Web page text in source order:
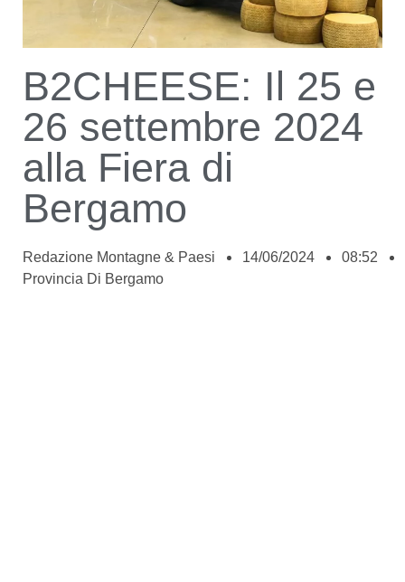
B2CHEESE: Il 25 e
26 settembre 2024
alla Fiera di
Bergamo
Redazione Montagne & Paesi 14/06/2024
08:52
Provincia Di Bergamo